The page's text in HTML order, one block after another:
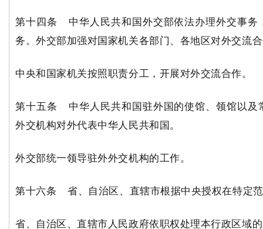
第十四条 中华人民共和国外交部依法办理外交事务
务。外交部加强对国家机关各部门、各地区对外交流
中央和国家机关按照职责分工，开展对外交流合作。
第十五条 中华人民共和国驻外国的使馆、领馆以及
外交机构对外代表中华人民共和国。
外交部统一领导驻外外交机构的工作。
第十六条 省、自治区、直辖市根据中央授权在特定
省、自治区、直辖市人民政府依职权处理本行政区域